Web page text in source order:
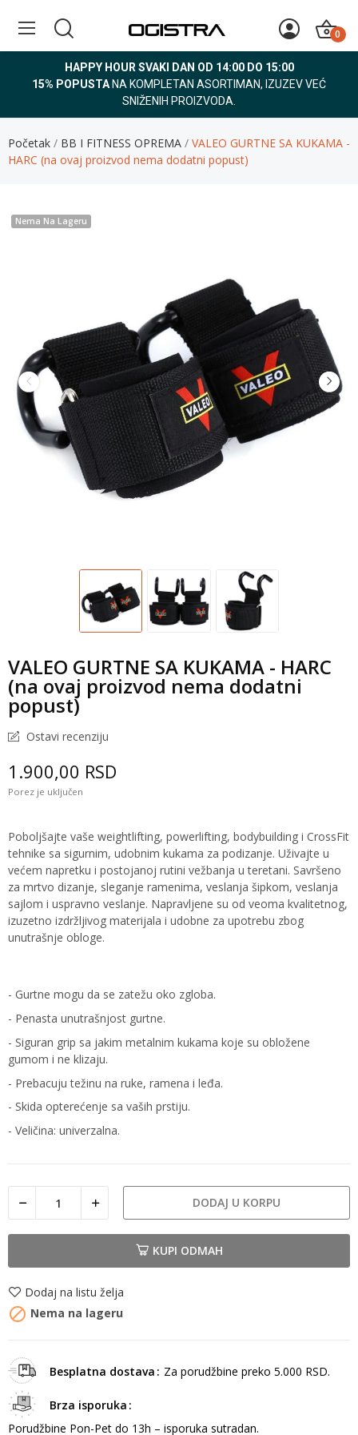
0
HAPPY HOUR SVAKI DAN OD 14:00 DO 15:00
15% POPUSTA NA KOMPLETAN ASORTIMAN, IZUZEV VEĆ
SNIŽENIH PROIZVODA.
Početak BB I FITNESS OPREMA
VALEO GURTNE SA KUKAMA -
HARC (na ovaj proizvod nema dodatni popust)
Nema Na Lageru
VALEO GURTNE SA KUKAMA - HARC
(na ovaj proizvod nema dodatni
popust)
Ostavi recenziju
1.900,00 RSD
Porez je uključen
Poboljšajte vaše weightlifting, powerlifting, bodybuilding i CrossFit
tehnike sa sigurnim, udobnim kukama za podizanje. Uživajte u
većem napretku i postojanoj rutini vežbanja u teretani. Savršeno
za mrtvo dizanje, sleganje ramenima, veslanja šipkom, veslanja
sajlom i uspravno veslanje. Napravljene su od veoma kvalitetnog,
izuzetno izdržljivog materijala i udobne za upotrebu zbog
unutrašnje obloge.
- Gurtne mogu da se zatežu oko zgloba.
- Penasta unutrašnjost gurtne.
- Siguran grip sa jakim metalnim kukama koje su obložene
gumom i ne klizaju.
- Prebacuju težinu na ruke, ramena i leđa.
- Skida opterećenje sa vaših prstiju.
- Veličina: univerzalna.
DODAJ U KORPU
KUPI ODMAH
Dodaj na listu želja
 Nema na lageru
Besplatna dostava Za porudžbine preko 5.000 RSD.
Brza isporuka
Porudžbine Pon-Pet do 13h – isporuka sutradan.